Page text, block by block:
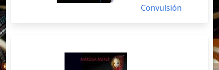
Convulsión